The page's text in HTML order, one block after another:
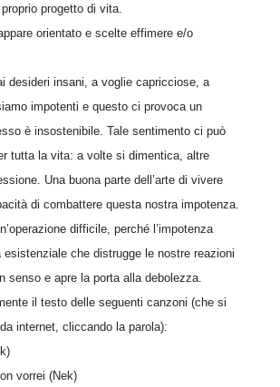
progetto di vita.
orientato e scelte effimere e/o
desideri insani, a voglie capricciose, a
impotenti e questo ci provoca un
è insostenibile. Tale sentimento ci può
tutta la vita: a volte si dimentica, altre
Una buona parte dell’arte di vivere
di combattere questa nostra impotenza.
difficile, perché l’impotenza
esistenziale che distrugge le nostre reazioni
senso e apre la porta alla debolezza.
il testo delle seguenti canzoni (che si
internet, cliccando la parola):
vorrei (Nek)